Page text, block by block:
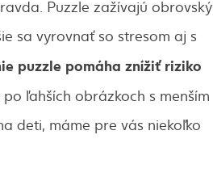
Puzzle zažívajú obrovský
sa vyrovnať so stresom aj s
puzzle pomáha znížiť riziko
ľahších obrázkoch s menším
deti, máme pre vás niekoľko